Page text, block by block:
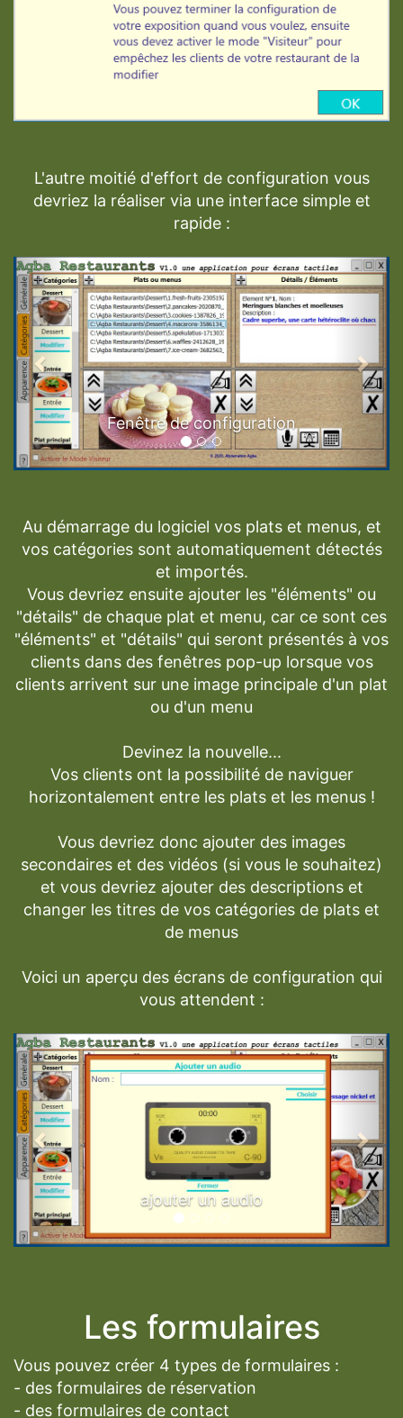
L'autre moitié d'effort de configuration vous
devriez la réaliser via une interface simple et
rapide :
Fenêtre de configuration
Previous Next
Au démarrage du logiciel vos plats et menus, et
vos catégories sont automatiquement détectés
et importés.
Vous devriez ensuite ajouter les "éléments" ou
"détails" de chaque plat et menu, car ce sont ces
"éléments" et "détails" qui seront présentés à vos
clients dans des fenêtres pop-up lorsque vos
clients arrivent sur une image principale d'un plat
ou d'un menu
Devinez la nouvelle...
Vos clients ont la possibilité de naviguer
horizontalement entre les plats et les menus !
Vous devriez donc ajouter des images
secondaires et des vidéos (si vous le souhaitez)
et vous devriez ajouter des descriptions et
changer les titres de vos catégories de plats et
de menus
Voici un aperçu des écrans de configuration qui
vous attendent :
ajouter un audio
Previous Next
Les formulaires
Vous pouvez créer 4 types de formulaires :
- des formulaires de réservation
- des formulaires de contact